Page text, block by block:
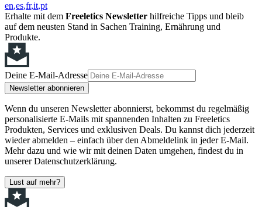
en es fr it pt
Erhalte mit dem Freeletics Newsletter hilfreiche Tipps und bleib
auf dem neusten Stand in Sachen Training, Ernährung und
Produkte.
Deine E-Mail-Adresse
Newsletter abonnieren
Wenn du unseren Newsletter abonnierst, bekommst du regelmäßig
personalisierte E-Mails mit spannenden Inhalten zu Freeletics
Produkten, Services und exklusiven Deals. Du kannst dich jederzeit
wieder abmelden – einfach über den Abmeldelink in jeder E-Mail.
Mehr dazu und wie wir mit deinen Daten umgehen, findest du in
unserer Datenschutzerklärung.
Lust auf mehr?